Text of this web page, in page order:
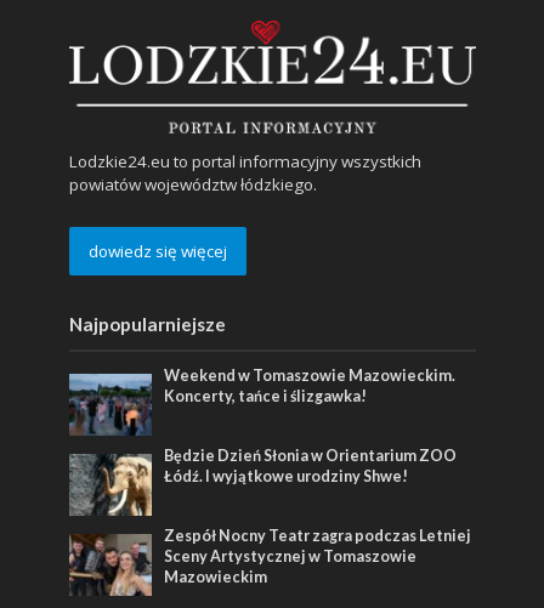
Lodzkie24.eu to portal informacyjny wszystkich
powiatów województw łódzkiego.
dowiedz się więcej
Najpopularniejsze
Weekend w Tomaszowie Mazowieckim.
Koncerty, tańce i ślizgawka!
Będzie Dzień Słonia w Orientarium ZOO
Łódź. I wyjątkowe urodziny Shwe!
Zespół Nocny Teatr zagra podczas Letniej
Sceny Artystycznej w Tomaszowie
Mazowieckim